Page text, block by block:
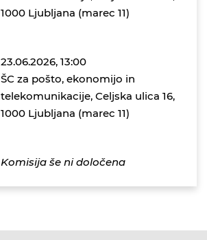
1000 Ljubljana (marec 11)
23.06.2026, 13:00
ŠC za pošto, ekonomijo in
telekomunikacije, Celjska ulica 16,
1000 Ljubljana (marec 11)
Komisija še ni določena